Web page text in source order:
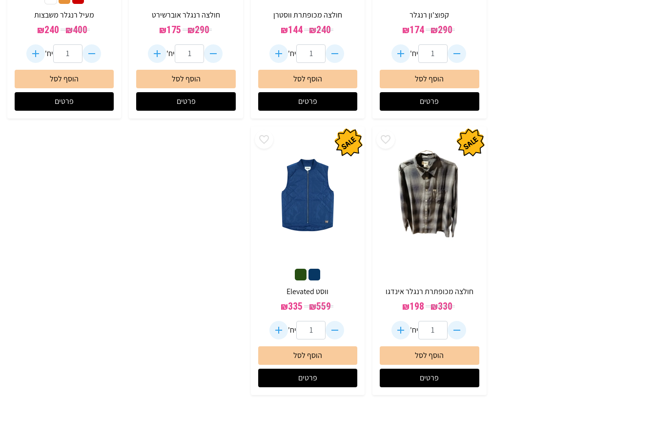
קפוצ'ון רנגלר
₪290
₪174
יח'
הוסף לסל
פרטים
חולצה מכופתרת ווסטרן
₪240
₪144
יח'
הוסף לסל
פרטים
חולצה רנגלר אוברשירט
₪290
₪175
יח'
הוסף לסל
פרטים
מעיל רנגלר משבצות
₪400
₪240
יח'
הוסף לסל
פרטים
חולצה מכופתרת רנגלר אינדגו
₪330
₪198
יח'
הוסף לסל
פרטים
ווסט Elevated
₪559
₪335
יח'
הוסף לסל
פרטים